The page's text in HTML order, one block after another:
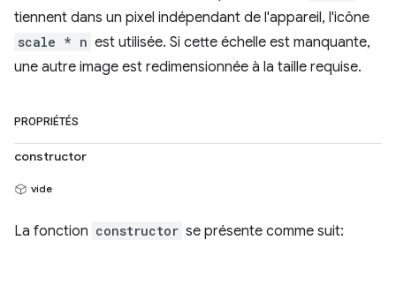
tiennent dans un pixel indépendant de l'appareil, l'icône
scale * n est utilisée. Si cette échelle est manquante,
une autre image est redimensionnée à la taille requise.
PROPRIÉTÉS
constructor
vide
La fonction constructor se présente comme suit: